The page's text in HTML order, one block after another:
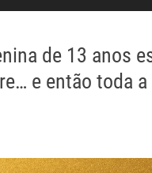
de 13 anos
e então toda